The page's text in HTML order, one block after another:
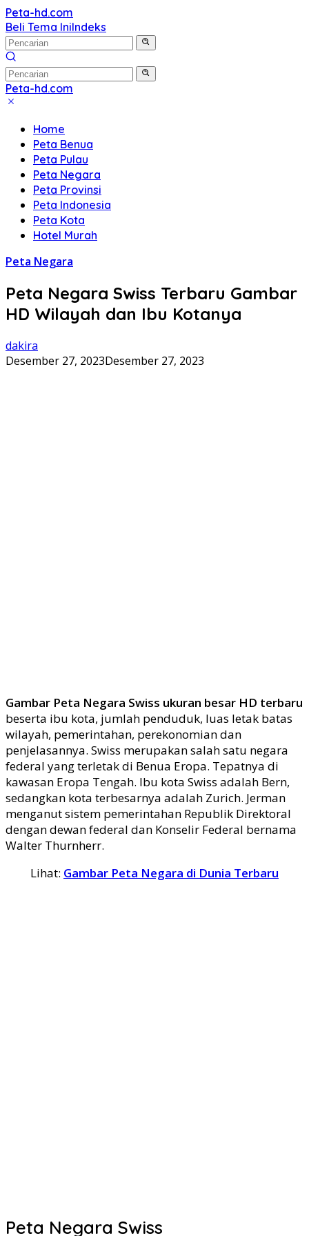
Langsung
ke
konten
Peta-hd.com
Kumpulan
Gambar
Peta
HD
Beli Tema IniIndeks
Peta-hd.com
Kumpulan
Peta
HD
Home
Peta Benua
Peta Pulau
Peta Negara
Peta Provinsi
Peta Indonesia
Peta Kota
Hotel Murah
Peta Negara
Peta Negara Swiss Terbaru Gambar
HD Wilayah dan Ibu Kotanya
dakira
Desember 27, 2023Desember 27, 2023
Gambar Peta Negara Swiss ukuran besar HD terbaru
beserta ibu kota, jumlah penduduk, luas letak batas
wilayah, pemerintahan, perekonomian dan
penjelasannya. Swiss merupakan salah satu negara
federal yang terletak di Benua Eropa. Tepatnya di
kawasan Eropa Tengah. Ibu kota Swiss adalah Bern,
sedangkan kota terbesarnya adalah Zurich. Jerman
menganut sistem pemerintahan Republik Direktoral
dengan dewan federal dan Konselir Federal bernama
Walter Thurnherr.
Lihat: Gambar Peta Negara di Dunia Terbaru
Peta Negara Swiss